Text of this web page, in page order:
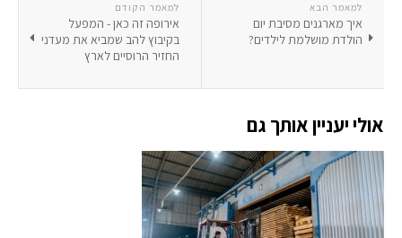
למאמר הקודם
אירופה זה כאן - המפעל
בקיבוץ להב שמביא את מעדני
החזיר הרוסיים לארץ
למאמר הבא
איך מארגנים מסיבת יום
הולדת מושלמת לילדים?
אולי יעניין אותך גם